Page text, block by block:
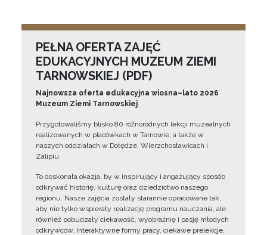
PEŁNA OFERTA ZAJĘĆ
EDUKACYJNYCH MUZEUM ZIEMI
TARNOWSKIEJ (PDF)
Najnowsza oferta edukacyjna wiosna–lato 2026
Muzeum Ziemi Tarnowskiej
Przygotowaliśmy blisko 80 różnorodnych lekcji muzealnych
realizowanych w placówkach w Tarnowie, a także w
naszych oddziałach w Dołędze, Wierzchosławicach i
Zalipiu.
To doskonała okazja, by w inspirujący i angażujący sposób
odkrywać historię, kulturę oraz dziedzictwo naszego
regionu. Nasze zajęcia zostały starannie opracowane tak,
aby nie tylko wspierały realizację programu nauczania, ale
również pobudzały ciekawość, wyobraźnię i pasję młodych
odkrywców. Interaktywne formy pracy, ciekawe prelekcje,